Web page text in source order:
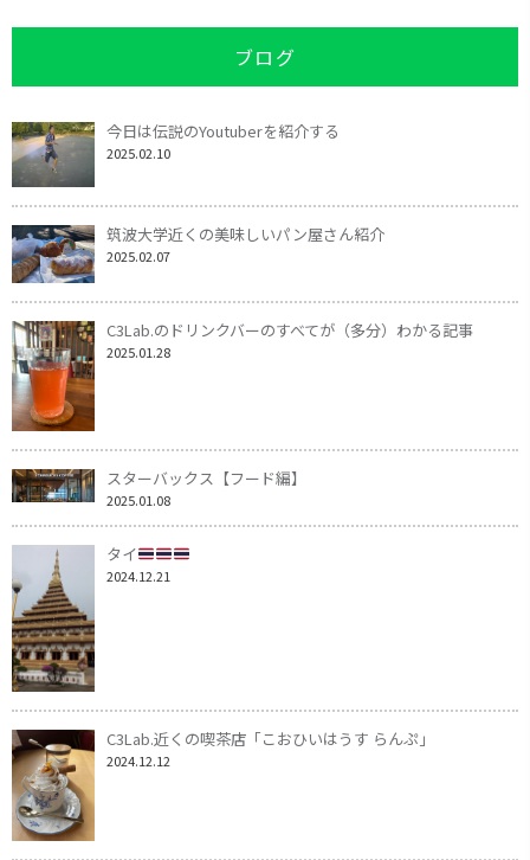
ブログ
今日は伝説のYoutuberを紹介する
2025.02.10
筑波大学近くの美味しいパン屋さん紹介
2025.02.07
C3Lab.のドリンクバーのすべてが（多分）わかる記事
2025.01.28
スターバックス【フード編】
2025.01.08
タイ
2024.12.21
C3Lab.近くの喫茶店「こおひいはうす らんぷ」
2024.12.12